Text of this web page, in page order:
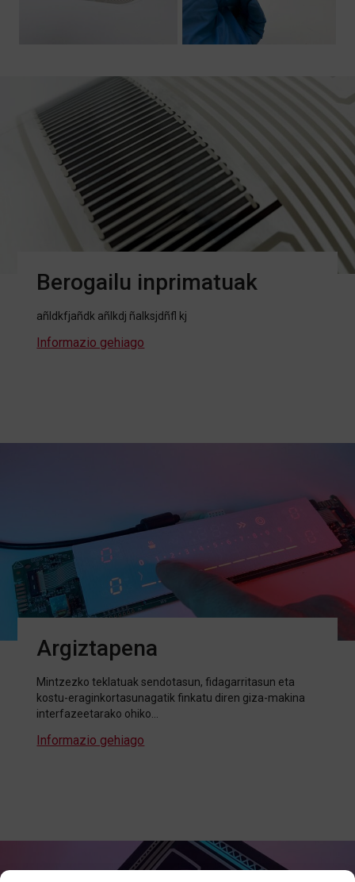
Berogailu inprimatuak
añldkfjañdk añlkdj ñalksjdñfl kj
Informazio gehiago
Argiztapena
Mintzezko teklatuak sendotasun, fidagarritasun eta
kostu-eraginkortasunagatik finkatu diren giza-makina
interfazeetarako ohiko…
Informazio gehiago